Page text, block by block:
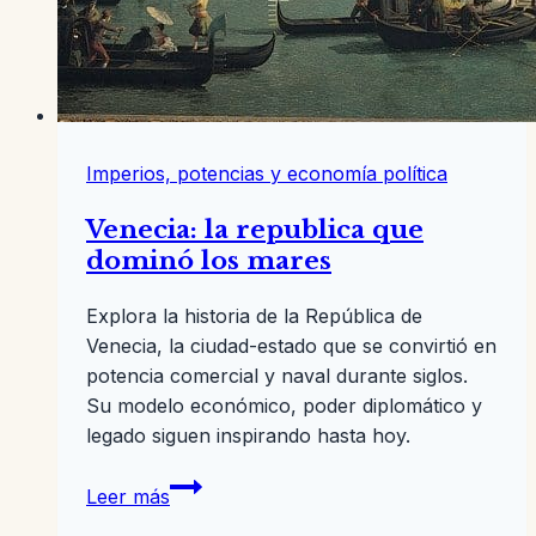
Imperios, potencias y economía política
Venecia: la republica que
dominó los mares
Explora la historia de la República de
Venecia, la ciudad-estado que se convirtió en
potencia comercial y naval durante siglos.
Su modelo económico, poder diplomático y
legado siguen inspirando hasta hoy.
Leer más
Venecia:
la